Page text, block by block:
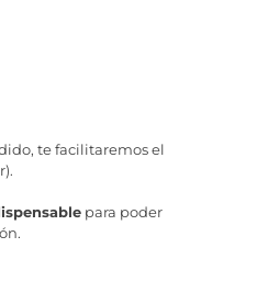
te facilitaremos el
para poder